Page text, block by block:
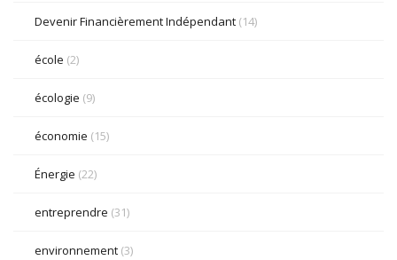
Devenir Financièrement Indépendant (14)
école (2)
écologie (9)
économie (15)
Énergie (22)
entreprendre (31)
environnement (3)